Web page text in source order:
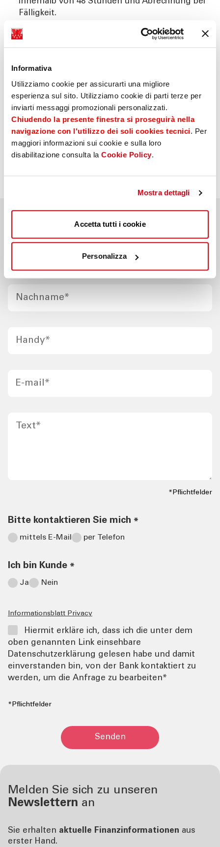
Informativa
Utilizziamo cookie per assicurarti una migliore
esperienza sul sito. Utilizziamo cookie di parti terze per
inviarti messaggi promozionali personalizzati.
Chiudendo la presente finestra si proseguirà nella
navigazione con l'utilizzo dei soli cookies tecnici. Per
maggiori informazioni sui cookie e sulla loro
disabilitazione consulta la Cookie Policy.
Mostra dettagli
Accetta tutti i cookie
Personalizza
innerhalb von 48 Stunden und Abrechnung bei
Fälligkeit.
erfolgreich?
Ins Portal einsteigen
05
Informationenanfragen
Nachname*
Handy*
E-mail *
Text*
*Pflichtfelder
Bitte kontaktieren Sie mich *
mittels E-Mail per Telefon
Ich bin Kunde *
Ja Nein
Informationsblatt Privacy
Hiermit erkläre ich, dass ich die unter dem
oben genannten Link einsehbare
Datenschutzerklärung gelesen habe und damit
einverstanden bin, von der Bank kontaktiert zu
werden, um die Anfrage zu bearbeiten*
*Pflichtfelder
Senden
Melden Sie sich zu unseren
Newslettern an
Sie erhalten aktuelle Finanzinformationen aus
erster Hand.